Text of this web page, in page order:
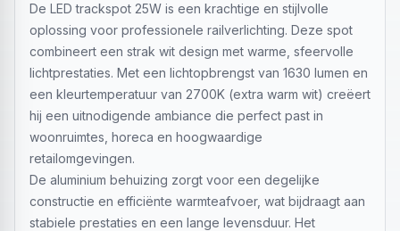
De LED trackspot 25W is een krachtige en stijlvolle
oplossing voor professionele railverlichting. Deze spot
combineert een strak wit design met warme, sfeervolle
lichtprestaties. Met een lichtopbrengst van 1630 lumen en
een kleurtemperatuur van 2700K (extra warm wit) creëert
hij een uitnodigende ambiance die perfect past in
woonruimtes, horeca en hoogwaardige
retailomgevingen.
De aluminium behuizing zorgt voor een degelijke
constructie en efficiënte warmteafvoer, wat bijdraagt aan
stabiele prestaties en een lange levensduur. Het